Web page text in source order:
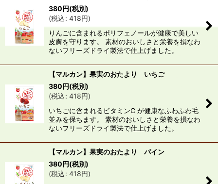
380円(税別)
(税込: 418円)
りんごに含まれるポリフェノールが健康で美しい
皮膚を守ります。 素材のおいしさと栄養を損なわ
ないフリーズドライ製法で仕上げました。
【マルカン】果実のおたより いちご
380円(税別)
(税込: 418円)
いちごに含まれるビタミンC が健康なふわふわ毛
並みを保ちます。 素材のおいしさと栄養を損なわ
ないフリーズドライ製法で仕上げました。
【マルカン】果実のおたより パイン
380円(税別)
(税込: 418円)